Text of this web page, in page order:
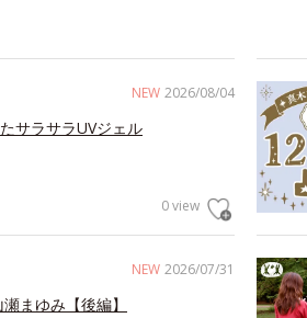
NEW 2026/08/04
サラサラUVジェル
0 view
NEW 2026/07/31
まゆみ【後編】